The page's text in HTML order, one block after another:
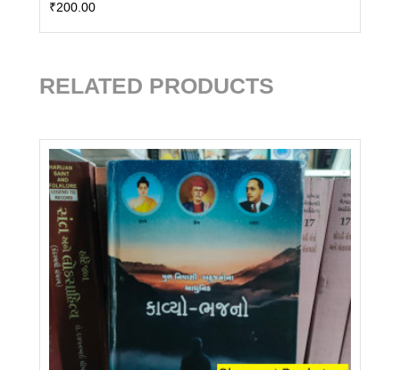
₹200.00
RELATED PRODUCTS